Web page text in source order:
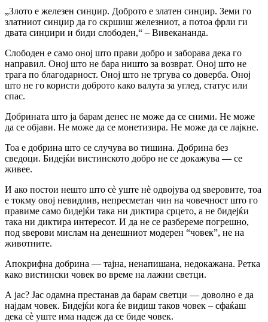
„Злото е железен синџир. Доброто е златен синџир. Земи го
златниот синџир да го скршиш железниот, а потоа фрли ги
двата синџири и биди слободен,“ – Вивекананда.
Слободен е само оној што прави добро и заборава дека го
направил. Оној што не бара ништо за возврат. Оној што не
трага по благодарност. Оној што не тргува со доверба. Оној
што не го користи доброто како валута за углед, статус или
спас.
Добрината што ја барам денес не може да се сними. Не може
да се објави. Не може да се монетизира. Не може да се лајкне.
Тоа е добрина што се случува во тишина. Добрина без
сведоци. Бидејќи вистинското добро не се докажува — се
живее.
И ако постои нешто што сè уште нè одвојува од ѕверовите, тоа
е токму овој невидлив, непресметан чин на човечност што го
правиме само бидејќи така ни диктира срцето, а не бидејќи
така ни диктира интересот. И да не се разбереме погрешно,
под ѕверови мислам на денешниот модерен “човек”, не на
животните.
Апокрифна добрина — тајна, ненапишана, недокажана. Ретка
како вистински човек во време на лажни светци.
А јас? Јас одамна престанав да барам светци — доволно е да
најдам човек. Бидејќи кога ќе видиш таков човек – сфаќаш
дека сè уште има надеж да се биде човек.